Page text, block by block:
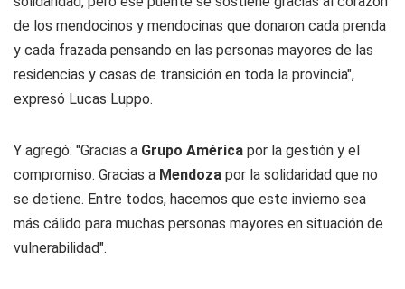
de los mendocinos y mendocinas que donaron cada prenda
y cada frazada pensando en las personas mayores de las
residencias y casas de transición en toda la provincia",
expresó Lucas Luppo.
Y agregó: "Gracias a Grupo América por la gestión y el
compromiso. Gracias a Mendoza por la solidaridad que no
se detiene. Entre todos, hacemos que este invierno sea
más cálido para muchas personas mayores en situación de
vulnerabilidad".